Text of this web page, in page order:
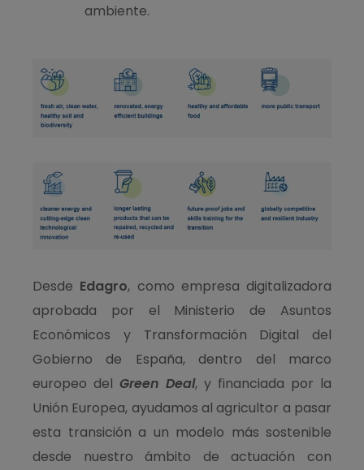
ambiente.
Desde Edagro, como empresa digitalizadora
aprobada por el Ministerio de Asuntos
Económicos y Transformación Digital del
Gobierno de España, dentro del marco
europeo del Green Deal, y financiada por la
Unión Europea, ayudamos al agricultor a pasar
esta transición a un modelo más sostenible
desde nuestro ámbito de actuación con